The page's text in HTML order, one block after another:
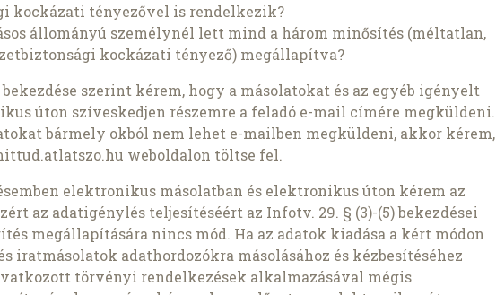
kockázati tényezővel is rendelkezik?
állományú személynél lett mind a három minősítés (méltatlan,
kockázati tényező) megállapítva?
szerint kérem, hogy a másolatokat és az egyéb igényelt
úton szíveskedjen részemre a feladó e-mail címére megküldeni.
bármely okból nem lehet e-mailben megküldeni, akkor kérem,
weboldalon töltse fel.
elektronikus másolatban és elektronikus úton kérem az
az adatigénylés teljesítéséért az Infotv. 29. § (3)-(5) bekezdései
megállapítására nincs mód. Ha az adatok kiadása a kért módon
iratmásolatok adathordozókra másolásához és kézbesítéséhez
törvényi rendelkezések alkalmazásával mégis